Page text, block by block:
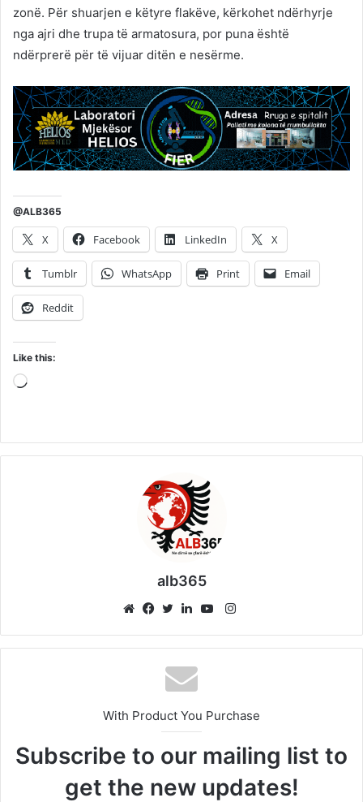
zonë. Për shuarjen e këtyre flakëve, kërkohet ndërhyrje
nga ajri dhe trupa të armatosura, por puna është
ndërprerë për të vijuar ditën e nesërme.
@ALB365
X Facebook LinkedIn X
Tumblr WhatsApp Print Email
Reddit
Like this:
Loading…
alb365
Instagram
With Product You Purchase
Subscribe to our mailing list to
get the new updates!